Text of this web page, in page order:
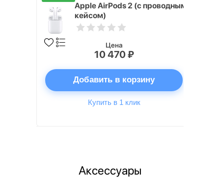
Apple AirPods 2 (с проводным
кейсом)
Цена
10 470 ₽
Добавить в корзину
Купить в 1 клик
Аксессуары